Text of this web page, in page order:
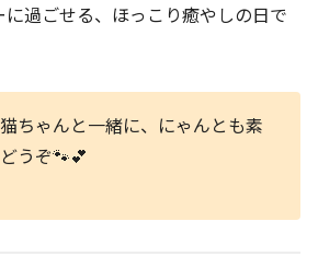
に過ごせる、ほっこり癒やしの日で
ちゃんと一緒に、にゃんとも素
うぞ🐾💕